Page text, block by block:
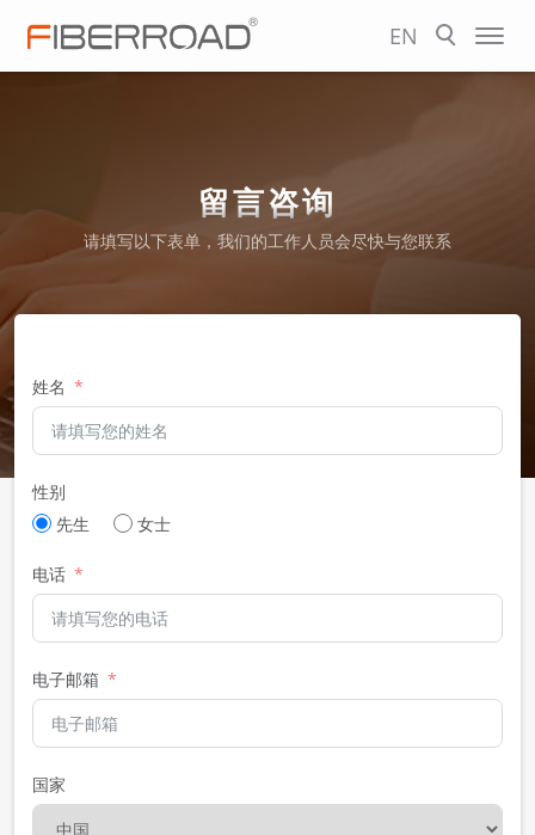
EN
留言咨询
请填写以下表单，我们的工作人员会尽快与您联系
姓名
性别
先生
女士
电话
电子邮箱
国家